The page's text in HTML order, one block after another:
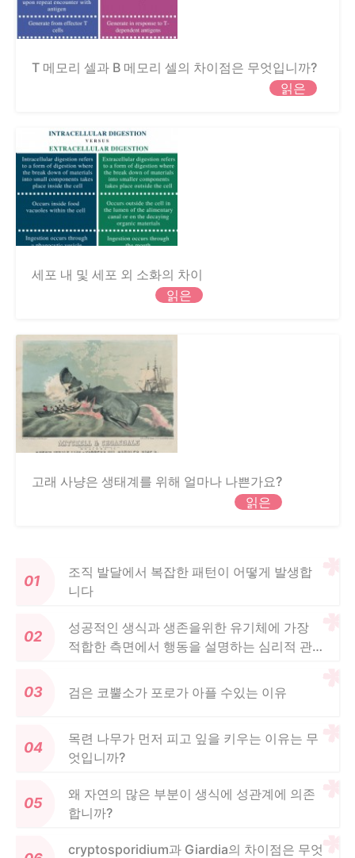
T 메모리 셀과 B 메모리 셀의 차이점은 무엇입니까?
읽은
세포 내 및 세포 외 소화의 차이
읽은
고래 사냥은 생태계를 위해 얼마나 나쁜가요?
읽은
조직 발달에서 복잡한 패턴이 어떻게 발생합
니다
성공적인 생식과 생존을위한 유기체에 가장
적합한 측면에서 행동을 설명하는 심리적 관
검은 코뿔소가 포로가 아플 수있는 이유
목련 나무가 먼저 피고 잎을 키우는 이유는 무
엇입니까?
왜 자연의 많은 부분이 생식에 성관계에 의존
합니까?
cryptosporidium과 Giardia의 차이점은 무엇